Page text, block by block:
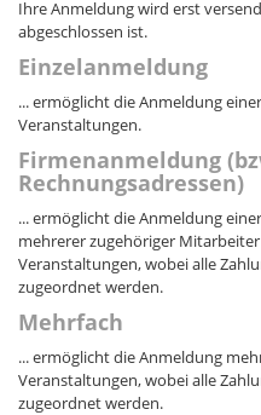
Ihre Anmeldung wird erst
abgeschlossen ist.
Einzelanmeldung
... ermöglicht die Anmeldung
Veranstaltungen.
Firmenanmeldung
Rechnungsadressen)
... ermöglicht die Anmeldung
mehrerer zugehöriger
Veranstaltungen, wobei alle
zugeordnet werden.
Mehrfach
... ermöglicht die Anmeldung
Veranstaltungen, wobei alle
zugeordnet werden.